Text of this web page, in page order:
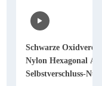
Schwarze
Nylon Hexagonal
Selbstverschluss-Nuss